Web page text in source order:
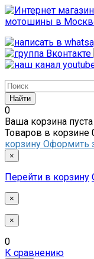
0
Ваша корзина пуста
Товаров в корзине
корзину Оформить
×
Перейти в корзину
×
×
0
К сравнению